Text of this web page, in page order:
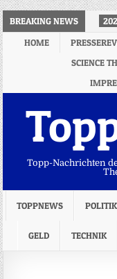
BREAKING NEWS
HOME
SCIENCE
Topp-Nachrichten
TOPPNEWS POLITIK
GELD TECHNIK